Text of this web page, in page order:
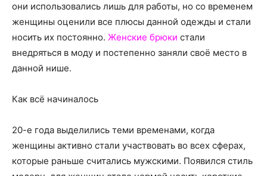
они использовались лишь для работы, но со временем
женщины оценили все плюсы данной одежды и стали
носить их постоянно. Женские брюки стали
внедряться в моду и постепенно заняли своё место в
данной нише.
Как всё начиналось
20-е года выделились теми временами, когда
женщины активно стали участвовать во всех сферах,
которые раньше считались мужскими. Появился стиль